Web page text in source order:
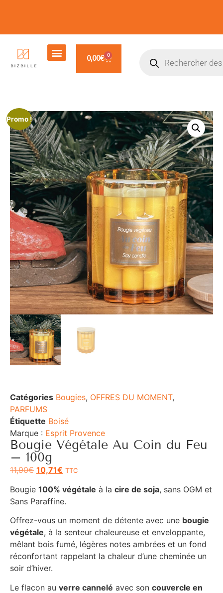
0,00€ 0
Promo !
Catégories Bougies, OFFRES DU MOMENT,
PARFUMS
Étiquette Boisé
Marque : Esprit Provence
Bougie Végétale Au Coin du Feu
– 100g
11,90€ 10,71€ TTC
Bougie 100% végétale à la cire de soja, sans OGM et
Sans Paraffine.
Offrez-vous un moment de détente avec une bougie
végétale, à la senteur chaleureuse et enveloppante,
mêlant bois fumé, légères notes ambrées et un fond
réconfortant rappelant la chaleur d’une cheminée un
soir d’hiver.
Le flacon au verre cannelé avec son couvercle en